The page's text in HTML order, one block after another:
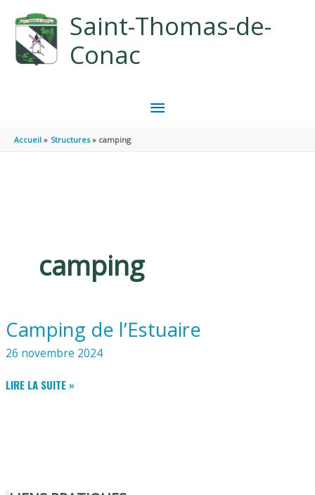
Saint-Thomas-de-
Conac
MENU
Accueil Structures camping
camping
Camping de l’Estuaire
26 novembre 2024
CAMPING
LIRE LA SUITE »